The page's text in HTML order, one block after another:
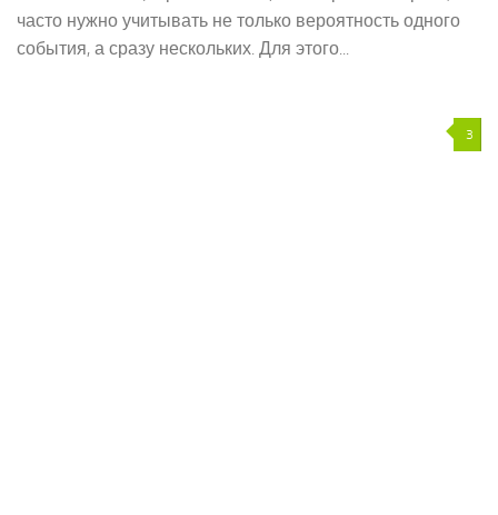
часто нужно учитывать не только вероятность одного
события, а сразу нескольких. Для этого...
3